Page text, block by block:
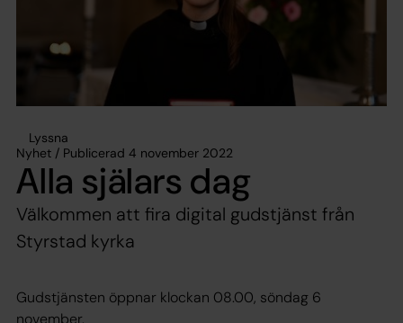
Lyssna
Nyhet / Publicerad 4 november 2022
Alla själars dag
Välkommen att fira digital gudstjänst från
Styrstad kyrka
Gudstjänsten öppnar klockan 08.00, söndag 6
november.